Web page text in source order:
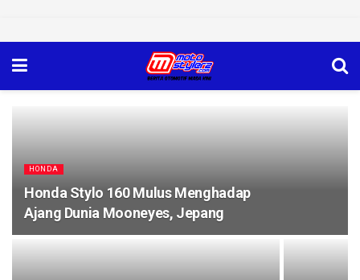
HONDA
Honda Stylo 160 Mulus Menghadap
Ajang Dunia Mooneyes, Jepang